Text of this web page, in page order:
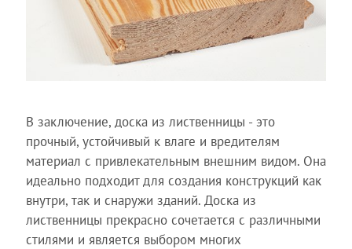
В заключение, доска из лиственницы - это
прочный, устойчивый к влаге и вредителям
материал с привлекательным внешним видом. Она
идеально подходит для создания конструкций как
внутри, так и снаружи зданий. Доска из
лиственницы прекрасно сочетается с различными
стилями и является выбором многих